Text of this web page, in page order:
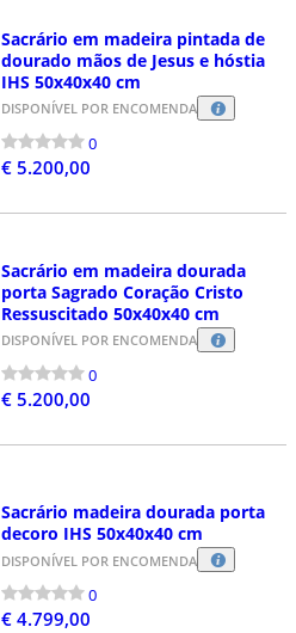
Sacrário em madeira pintada de
dourado mãos de Jesus e hóstia
IHS 50x40x40 cm
DISPONÍVEL POR ENCOMENDA
0
€ 5.200,00
Sacrário em madeira dourada
porta Sagrado Coração Cristo
Ressuscitado 50x40x40 cm
DISPONÍVEL POR ENCOMENDA
0
€ 5.200,00
Sacrário madeira dourada porta
decoro IHS 50x40x40 cm
DISPONÍVEL POR ENCOMENDA
0
€ 4.799,00